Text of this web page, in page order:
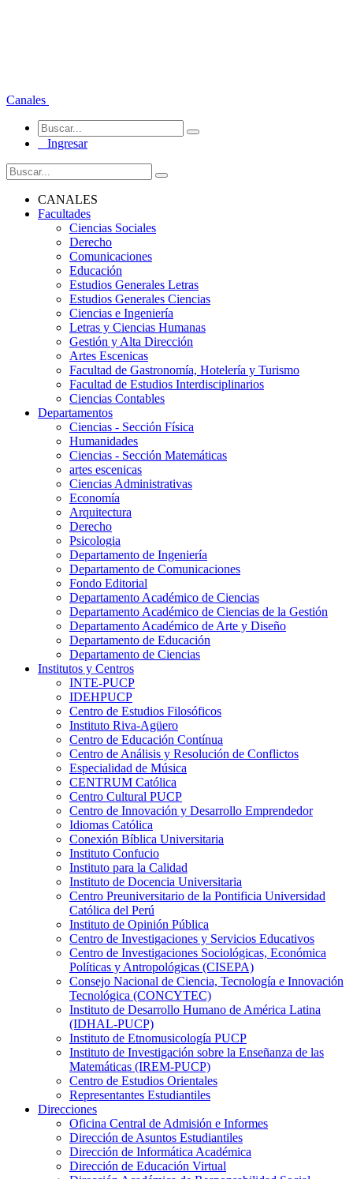
Canales
Ingresar
CANALES
Facultades
Ciencias Sociales
Derecho
Comunicaciones
Educación
Estudios Generales Letras
Estudios Generales Ciencias
Ciencias e Ingeniería
Letras y Ciencias Humanas
Gestión y Alta Dirección
Artes Escenicas
Facultad de Gastronomía, Hotelería y Turismo
Facultad de Estudios Interdisciplinarios
Ciencias Contables
Departamentos
Ciencias - Sección Física
Humanidades
Ciencias - Sección Matemáticas
artes escenicas
Ciencias Administrativas
Economía
Arquitectura
Derecho
Psicologia
Departamento de Ingeniería
Departamento de Comunicaciones
Fondo Editorial
Departamento Académico de Ciencias
Departamento Académico de Ciencias de la Gestión
Departamento Académico de Arte y Diseño
Departamento de Educación
Departamento de Ciencias
Institutos y Centros
INTE-PUCP
IDEHPUCP
Centro de Estudios Filosóficos
Instituto Riva-Agüero
Centro de Educación Contínua
Centro de Análisis y Resolución de Conflictos
Especialidad de Música
CENTRUM Católica
Centro Cultural PUCP
Centro de Innovación y Desarrollo Emprendedor
Idiomas Católica
Conexión Bíblica Universitaria
Instituto Confucio
Instituto para la Calidad
Instituto de Docencia Universitaria
Centro Preuniversitario de la Pontificia Universidad
Católica del Perú
Instituto de Opinión Pública
Centro de Investigaciones y Servicios Educativos
Centro de Investigaciones Sociológicas, Económica
Políticas y Antropológicas (CISEPA)
Consejo Nacional de Ciencia, Tecnología e Innovación
Tecnológica (CONCYTEC)
Instituto de Desarrollo Humano de América Latina
(IDHAL-PUCP)
Instituto de Etnomusicología PUCP
Instituto de Investigación sobre la Enseñanza de las
Matemáticas (IREM-PUCP)
Centro de Estudios Orientales
Representantes Estudiantiles
Direcciones
Oficina Central de Admisión e Informes
Dirección de Asuntos Estudiantiles
Dirección de Informática Académica
Dirección de Educación Virtual